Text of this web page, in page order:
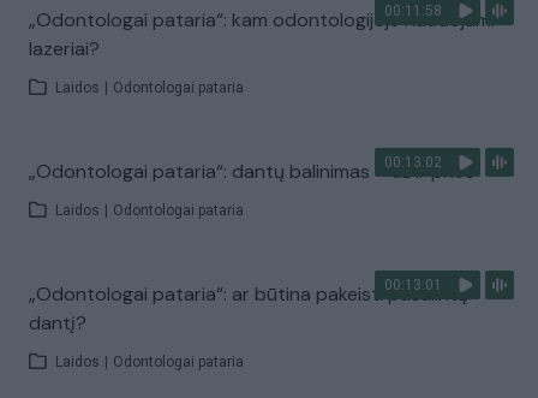
00:11:58
„Odontologai pataria“: kam odontologijoje naudojami
lazeriai?
Laidos Odontologai pataria
00:13:02
„Odontologai pataria“: dantų balinimas – už ir prieš
Laidos Odontologai pataria
00:13:01
„Odontologai pataria“: ar būtina pakeisti pašalintą
dantį?
Laidos Odontologai pataria